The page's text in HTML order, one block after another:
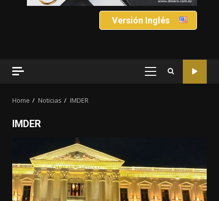
Versión Inglés
PRIMARY
Home Noticias IMDER
IMDER